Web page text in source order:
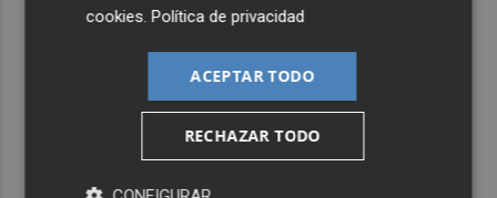
cookies .Política de privacidad
ACEPTAR TODO
RECHAZAR TODO